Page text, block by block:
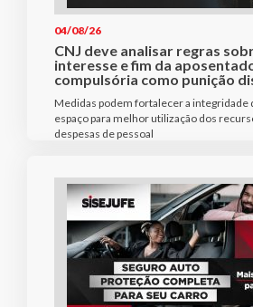
04/08/26
CNJ deve analisar regras
interesse e fim da
compulsória como punição
Medidas podem fortalecer a integridade
espaço para melhor utilização dos
despesas de pessoal